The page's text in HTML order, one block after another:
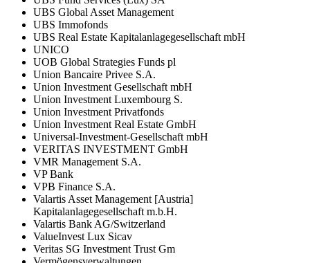
UBS Global Asset Management
UBS Immofonds
UBS Real Estate Kapitalanlagegesellschaft mbH
UNICO
UOB Global Strategies Funds pl
Union Bancaire Privee S.A.
Union Investment Gesellschaft mbH
Union Investment Luxembourg S.
Union Investment Privatfonds
Union Investment Real Estate GmbH
Universal-Investment-Gesellschaft mbH
VERITAS INVESTMENT GmbH
VMR Management S.A.
VP Bank
VPB Finance S.A.
Valartis Asset Management [Austria]
Kapitalanlagegesellschaft m.b.H.
Valartis Bank AG/Switzerland
ValueInvest Lux Sicav
Veritas SG Investment Trust Gm